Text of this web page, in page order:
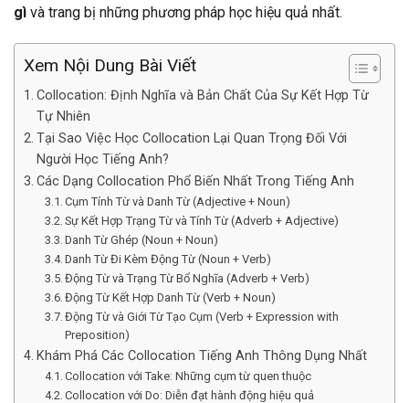
gì và trang bị những phương pháp học hiệu quả nhất.
Xem Nội Dung Bài Viết
Collocation: Định Nghĩa và Bản Chất Của Sự Kết Hợp Từ
Tự Nhiên
Tại Sao Việc Học Collocation Lại Quan Trọng Đối Với
Người Học Tiếng Anh?
Các Dạng Collocation Phổ Biến Nhất Trong Tiếng Anh
Cụm Tính Từ và Danh Từ (Adjective + Noun)
Sự Kết Hợp Trạng Từ và Tính Từ (Adverb + Adjective)
Danh Từ Ghép (Noun + Noun)
Danh Từ Đi Kèm Động Từ (Noun + Verb)
Động Từ và Trạng Từ Bổ Nghĩa (Adverb + Verb)
Động Từ Kết Hợp Danh Từ (Verb + Noun)
Động Từ và Giới Từ Tạo Cụm (Verb + Expression with
Preposition)
Khám Phá Các Collocation Tiếng Anh Thông Dụng Nhất
Collocation với Take: Những cụm từ quen thuộc
Collocation với Do: Diễn đạt hành động hiệu quả